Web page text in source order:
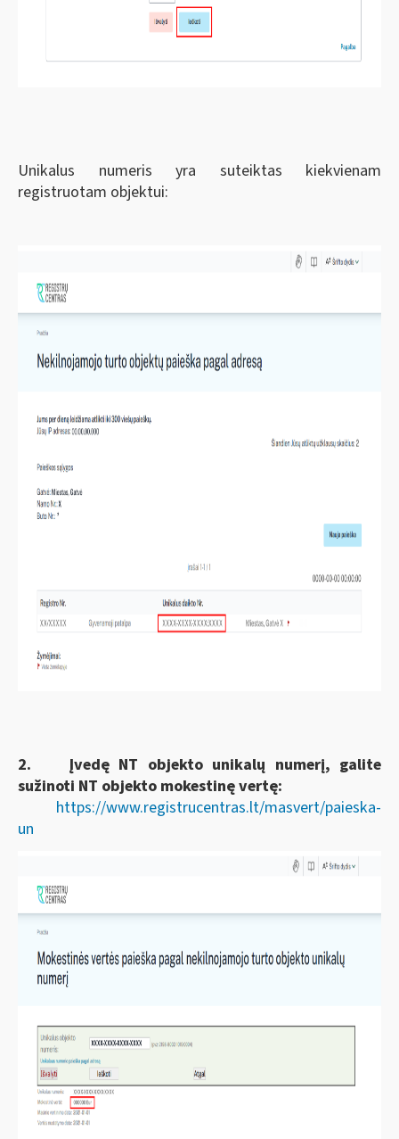
Unikalus numeris yra suteiktas kiekvienam
registruotam objektui:
2.
Įvedę NT objekto unikalų numerį, galite
sužinoti NT objekto mokestinę vertę:
https://www.registrucentras.lt/masvert/paieska-
un